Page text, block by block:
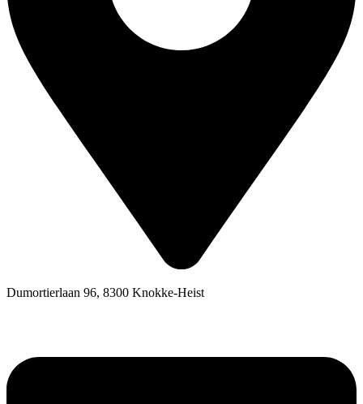
Dumortierlaan 96, 8300 Knokke-Heist